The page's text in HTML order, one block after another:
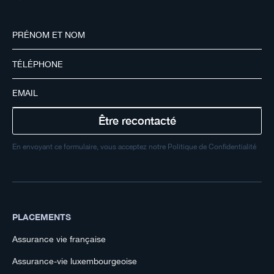
En envoyant ce formulaire, vous acceptez notre Politique de Confidentialité
PLACEMENTS
Assurance vie française
Assurance-vie luxembourgeoise